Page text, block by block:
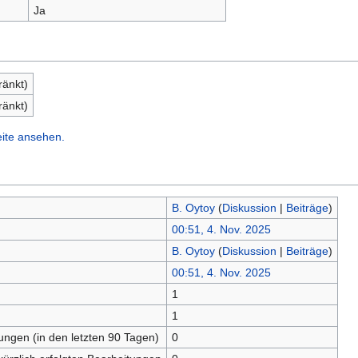
Ja
ansehen.
B. Oytoy (Diskussion | Beiträge)
00:51, 4. Nov. 2025
B. Oytoy (Diskussion | Beiträge)
00:51, 4. Nov. 2025
1
1
(in den letzten 90 Tagen)
0